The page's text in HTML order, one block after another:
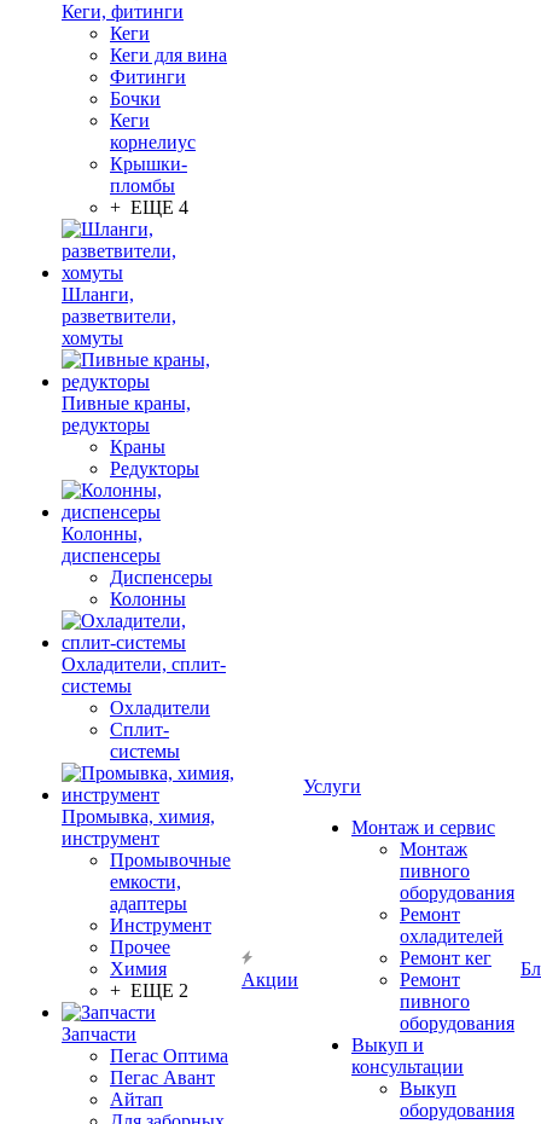
Кеги, фитинги
Кеги
Кеги для вина
Фитинги
Бочки
Кеги
корнелиус
Крышки-
пломбы
+ ЕЩЕ 4
Шланги,
разветвители,
хомуты
Пивные краны,
редукторы
Краны
Редукторы
Колонны,
диспенсеры
Диспенсеры
Колонны
Охладители, сплит-
системы
Охладители
Сплит-
системы
Промывка, химия,
инструмент
Промывочные
емкости,
адаптеры
Инструмент
Прочее
Химия
+ ЕЩЕ 2
Запчасти
Пегас Оптима
Пегас Авант
Айтап
Акции
Услуги
Монтаж и сервис
Монтаж
пивного
оборудования
Ремонт
охладителей
Ремонт кег
Ремонт
пивного
оборудования
Выкуп и
консультации
Выкуп
оборудования